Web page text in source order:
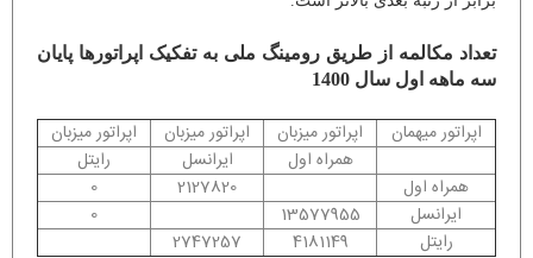
تعداد مکالمه از طریق رومینگ ملی به تفکیک اپراتورها پایان
سه ماهه اول سال 1400
اپراتور میهمان اپراتور میزبان اپراتور میزبان
اپراتور میزبان
همراه اول
ایرانسل
رایتل
همراه اول
2127820
0
ایرانسل
13577955
0
رایتل
4181149
2747257